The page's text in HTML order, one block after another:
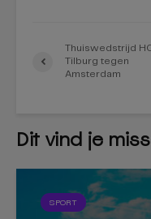
Thuiswedstrijd
Tilburg tegen
Amsterdam
Dit vind je
SPORT